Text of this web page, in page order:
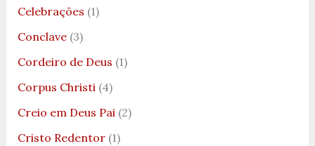
Celebrações (1)
Conclave(3)
Cordeiro de Deus (1)
Corpus Christi(4)
Creio em Deus Pai(2)
Cristo Redentor(1)